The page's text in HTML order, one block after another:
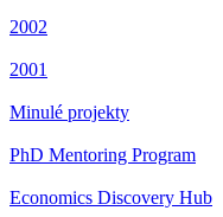
2002
2001
Minulé projekty
PhD Mentoring Program
Economics Discovery Hub